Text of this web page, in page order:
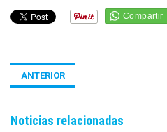
ANTERIOR
Noticias relacionadas